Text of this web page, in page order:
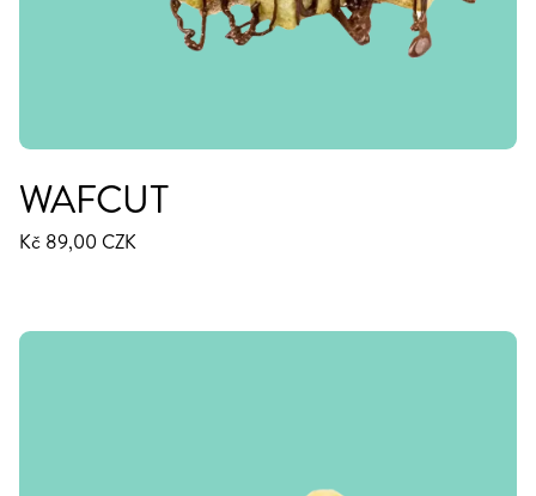
WAFCUT
Kč 89,00 CZK